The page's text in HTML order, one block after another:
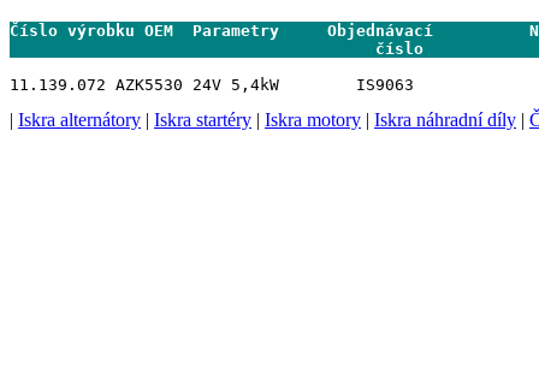
Číslo výrobku OEM  Parametry
| Iskra alternátory | Iskra startéry | Iskra motory | Iskra náhradní díly |